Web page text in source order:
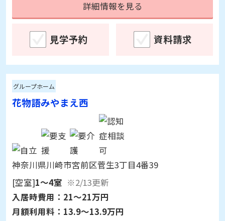
グループホーム
花物語みやまえ西
神奈川県川崎市宮前区菅生3丁目4番39
[空室]1～4室 ※2/13更新
入居時費用： 21～21万円
月額利用料： 13.9～13.9万円